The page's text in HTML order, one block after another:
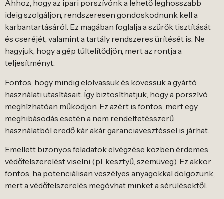
Ahhoz, hogy az ipari porszívónk a lehető leghosszabb
ideig szolgáljon, rendszeresen gondoskodnunk kell a
karbantartásáról. Ez magában foglalja a szűrők tisztítását
és cseréjét, valamint a tartály rendszeres ürítését is. Ne
hagyjuk, hogy a gép túltelítődjön, mert az rontja a
teljesítményt.
Fontos, hogy mindig elolvassuk és kövessük a gyártó
használati utasításait. Így biztosíthatjuk, hogy a porszívó
meghízhatóan működjön. Ez azért is fontos, mert egy
meghibásodás esetén a nem rendeltetésszerű
használatból eredő kár akár garanciavesztéssel is járhat.
Emellett bizonyos feladatok elvégzése közben érdemes
védőfelszerelést viselni (pl. kesztyű, szemüveg). Ez akkor
fontos, ha potenciálisan veszélyes anyagokkal dolgozunk,
mert a védőfelszerelés megóvhat minket a sérülésektől.